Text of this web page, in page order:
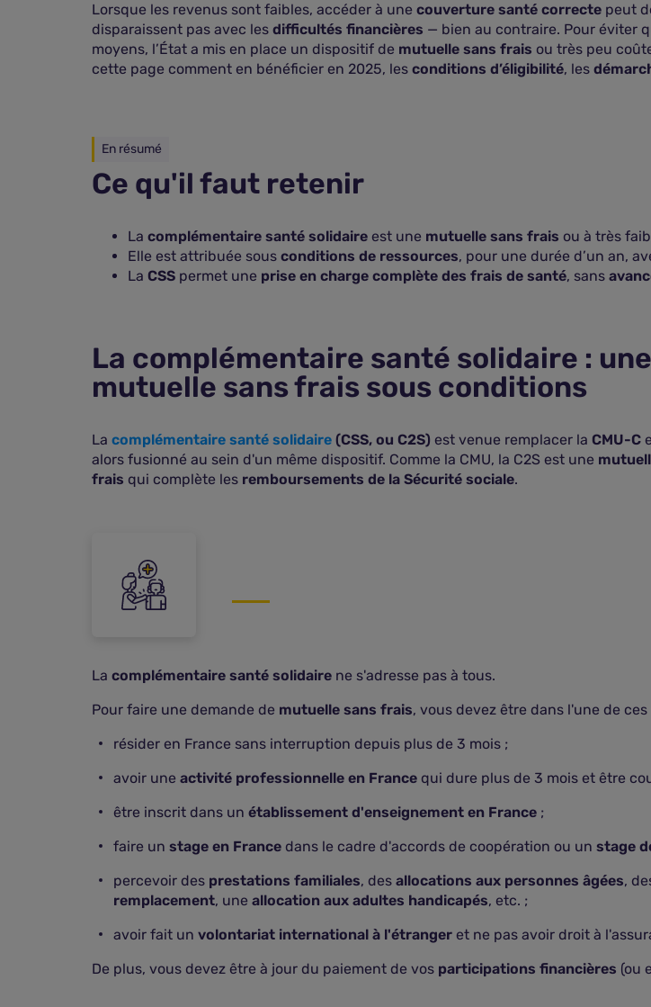
Lorsque les revenus sont faibles, accéder à une couverture santé correcte peut
disparaissent pas avec les difficultés financières — bien au contraire. Pour éviter
moyens, l’État a mis en place un dispositif de mutuelle sans frais ou très peu
cette page comment en bénéficier en 2025, les conditions d’éligibilité, les
En résumé
Ce qu'il faut retenir
La complémentaire santé solidaire est une mutuelle sans frais ou à très
Elle est attribuée sous conditions de ressources, pour une durée d’un an,
La CSS permet une prise en charge complète des frais de santé, sans
La complémentaire santé solidaire : une
mutuelle sans frais sous conditions
La complémentaire santé solidaire (CSS, ou C2S) est venue remplacer la CMU-C
alors fusionné au sein d'un même dispositif. Comme la CMU, la C2S est une
frais qui complète les remboursements de la Sécurité sociale.
La complémentaire santé solidaire ne s'adresse pas à tous.
Pour faire une demande de mutuelle sans frais, vous devez être dans l'une de
résider en France sans interruption depuis plus de 3 mois ;
avoir une activité professionnelle en France qui dure plus de 3 mois et être
être inscrit dans un établissement d'enseignement en France ;
faire un stage en France dans le cadre d'accords de coopération ou un stage
percevoir des prestations familiales, des allocations aux personnes âgées,
remplacement, une allocation aux adultes handicapés, etc. ;
avoir fait un volontariat international à l'étranger et ne pas avoir droit à
De plus, vous devez être à jour du paiement de vos participations financières (ou